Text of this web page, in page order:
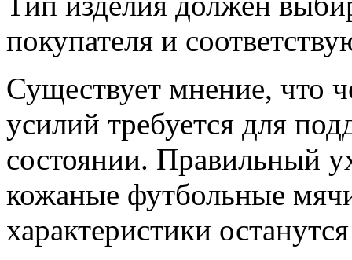
покупателя и
Существует мнение, что
усилий требуется для
состоянии. Правильный
кожаные футбольные
характеристики